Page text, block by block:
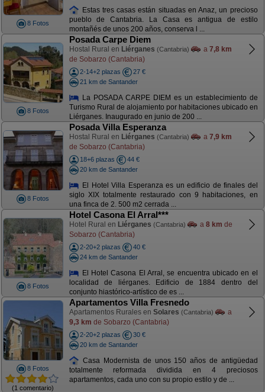
8 Fotos
Estas tres casas están situadas en Anaz, un precioso
pueblo de Cantabria. La Casa es antigua de estilo
montañés de unos 200 años, conserva l ...
8 Fotos
Posada Carpe Diem
Hostal Rural en Liérganes (Cantabria) a 7,8 km
de Sobarzo (Cantabria)
2-14+2 plazas
27 €
21 km de Santander
La POSADA CARPE DIEM es un establecimiento de
Turismo Rural de alojamiento por habitaciones ubicado en
Liérganes. Inaugurado en junio de 200 ...
8 Fotos
Posada Villa Esperanza
Hostal Rural en Liérganes (Cantabria) a 7,9 km
de Sobarzo (Cantabria)
18+6 plazas
44 €
20 km de Santander
El Hotel Villa Esperanza es un edificio de finales del
siglo XIX totalmente restaurado con 9 habitaciones, en
una finca de 2. 500 m2 cerrada ...
8 Fotos
Hotel Casona El Arral***
Hotel Rural en Liérganes (Cantabria) a 8 km de
Sobarzo (Cantabria)
2-20+2 plazas
40 €
24 km de Santander
El Hotel Casona El Arral, se encuentra ubicado en el
localidad de liérganes. Edificio de 1884 dentro del
conjunto hiastórico-artístico de es ...
8 Fotos
(1 comentario)
Apartamentos Villa Fresnedo
Apartamentos Rurales en Solares (Cantabria)
a
9,3 km de Sobarzo (Cantabria)
2-20+2 plazas
30 €
20 km de Santander
Casa Modernista de unos 150 años de antigüedad
totalmente reformada dividida en 4 preciosos
apartamentos, cada uno con su propio estilo y de ...